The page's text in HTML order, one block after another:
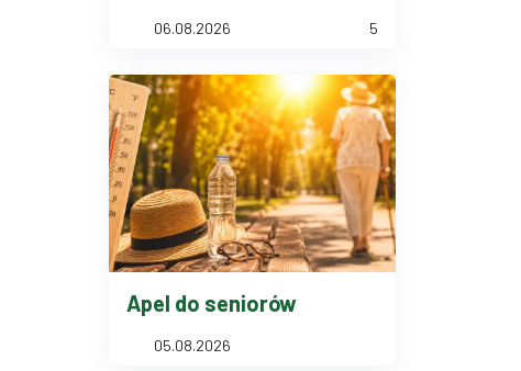
06.08.2026 5
Apel do seniorów
05.08.2026